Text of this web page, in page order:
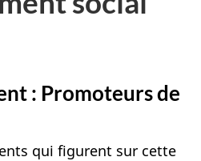
: Promoteurs de
qui figurent sur cette